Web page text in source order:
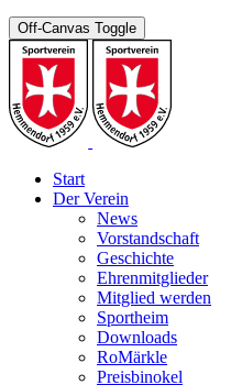
Off-Canvas Toggle
Start
Der Verein
News
Vorstandschaft
Geschichte
Ehrenmitglieder
Mitglied werden
Sportheim
Downloads
RoMärkle
Preisbinokel